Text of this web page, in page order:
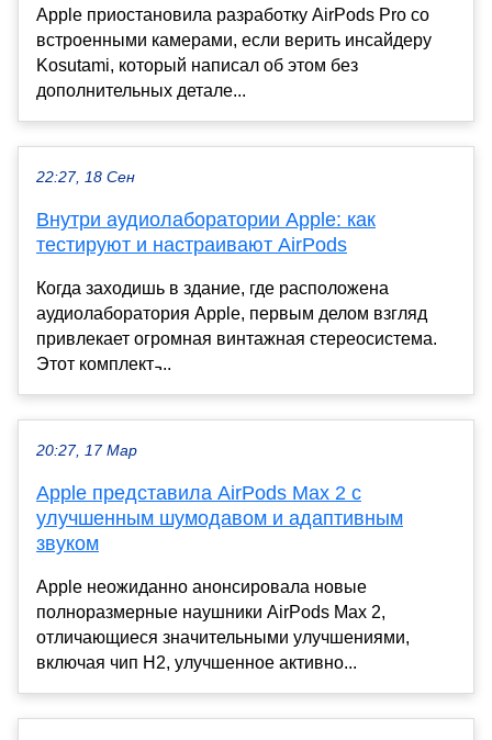
Apple приостановила разработку AirPods Pro со
встроенными камерами, если верить инсайдеру
Kosutami, который написал об этом без
дополнительных детале...
22:27, 18 Сен
Внутри аудиолаборатории Apple: как
тестируют и настраивают AirPods
Когда заходишь в здание, где расположена
аудиолаборатория Apple, первым делом взгляд
привлекает огромная винтажная стереосистема.
Этот комплект ̵...
20:27, 17 Мар
Apple представила AirPods Max 2 с
улучшенным шумодавом и адаптивным
звуком
Apple неожиданно анонсировала новые
полноразмерные наушники AirPods Max 2,
отличающиеся значительными улучшениями,
включая чип H2, улучшенное активно...